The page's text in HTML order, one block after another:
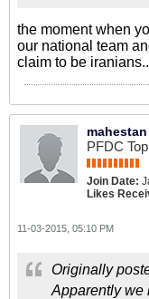
the moment when
our national team
claim to be
mahestan
PFDC
Join Date:
Likes
11-03-2015, 05:10 PM
Originally
Apparently we